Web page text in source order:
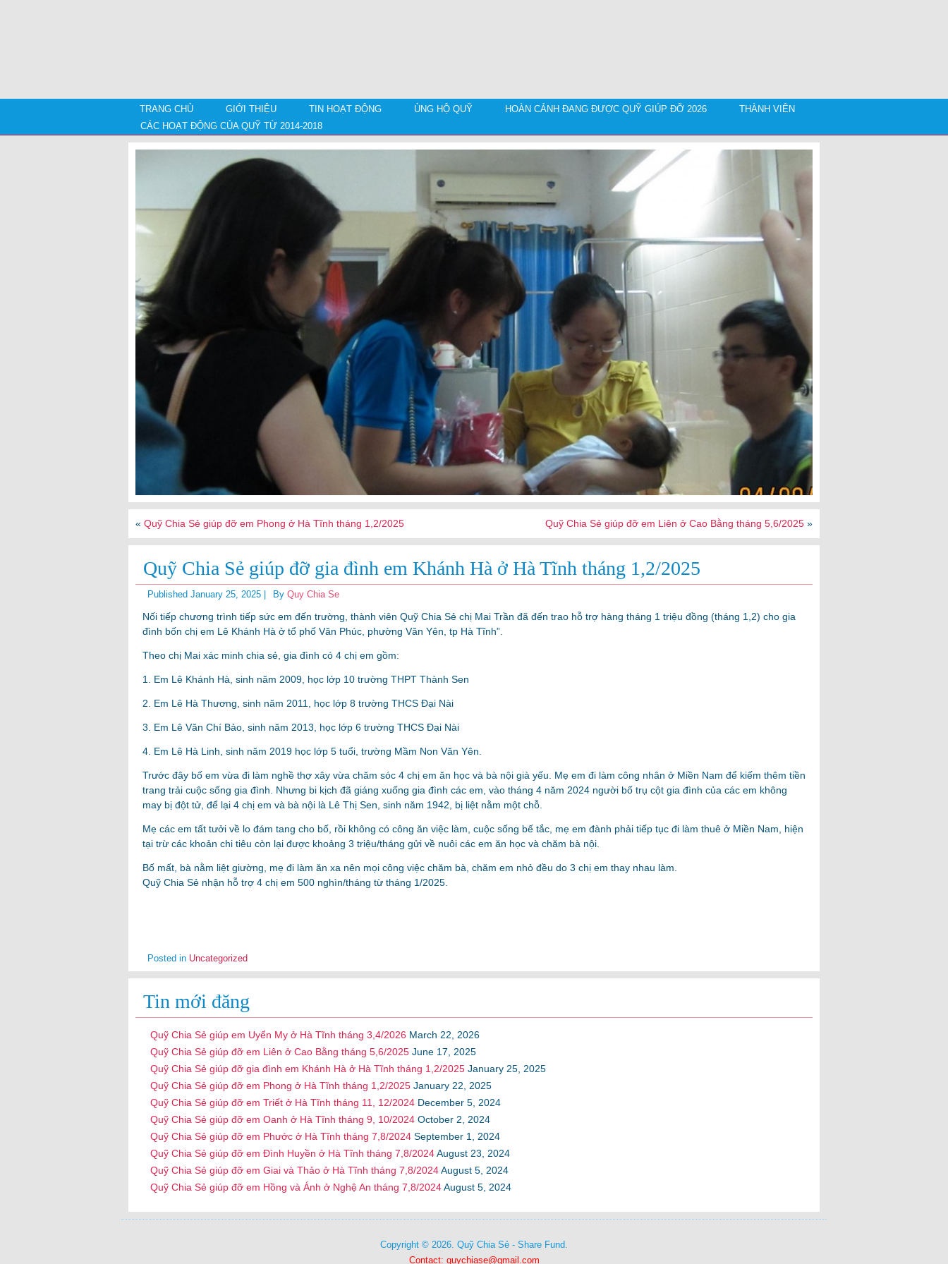
TRANG CHỦ GIỚI THIỆU TIN HOẠT ĐỘNG ỦNG HỘ QUỸ HOÀN CẢNH ĐANG ĐƯỢC QUỸ GIÚP ĐỠ 2026
THÀNH VIÊN
CÁC HOẠT ĐỘNG CỦA QUỸ TỪ 2014-2018
« Quỹ Chia Sẻ giúp đỡ em Phong ở Hà Tĩnh tháng 1,2/2025 Quỹ Chia Sẻ giúp đỡ em Liên ở Cao Bằng tháng 5,6/2025 »
Quỹ Chia Sẻ giúp đỡ gia đình em Khánh Hà ở Hà Tĩnh tháng 1,2/2025
Published January 25, 2025 By Quy Chia Se
Nối tiếp chương trình tiếp sức em đến trường, thành viên Quỹ Chia Sẻ chị Mai Trần đã đến trao hỗ trợ hàng tháng 1 triệu đồng (tháng 1,2) cho gia
đình bốn chị em Lê Khánh Hà ở tổ phố Văn Phúc, phường Văn Yên, tp Hà Tĩnh”.
Theo chị Mai xác minh chia sẻ, gia đình có 4 chị em gồm:
1. Em Lê Khánh Hà, sinh năm 2009, học lớp 10 trường THPT Thành Sen
2. Em Lê Hà Thương, sinh năm 2011, học lớp 8 trường THCS Đại Nài
3. Em Lê Văn Chí Bảo, sinh năm 2013, học lớp 6 trường THCS Đại Nài
4. Em Lê Hà Linh, sinh năm 2019 học lớp 5 tuổi, trường Mầm Non Văn Yên.
Trước đây bố em vừa đi làm nghề thợ xây vừa chăm sóc 4 chị em ăn học và bà nội già yếu. Mẹ em đi làm công nhân ở Miền Nam để kiếm thêm tiền
trang trải cuộc sống gia đình. Nhưng bi kịch đã giáng xuống gia đình các em, vào tháng 4 năm 2024 người bố trụ cột gia đình của các em không
may bị đột tử, để lại 4 chị em và bà nội là Lê Thị Sen, sinh năm 1942, bị liệt nằm một chỗ.
Mẹ các em tất tưởi về lo đám tang cho bố, rồi không có công ăn việc làm, cuộc sống bế tắc, mẹ em đành phải tiếp tục đi làm thuê ở Miền Nam, hiện
tại trừ các khoản chi tiêu còn lại được khoảng 3 triệu/tháng gửi về nuôi các em ăn học và chăm bà nội.
Bố mất, bà nằm liệt giường, mẹ đi làm ăn xa nên mọi công việc chăm bà, chăm em nhỏ đều do 3 chị em thay nhau làm.
Quỹ Chia Sẻ nhận hỗ trợ 4 chị em 500 nghìn/tháng từ tháng 1/2025.
Posted in Uncategorized
Tin mới đăng
Quỹ Chia Sẻ giúp em Uyển My ở Hà Tĩnh tháng 3,4/2026 March 22, 2026
Quỹ Chia Sẻ giúp đỡ em Liên ở Cao Bằng tháng 5,6/2025 June 17, 2025
Quỹ Chia Sẻ giúp đỡ gia đình em Khánh Hà ở Hà Tĩnh tháng 1,2/2025 January 25, 2025
Quỹ Chia Sẻ giúp đỡ em Phong ở Hà Tĩnh tháng 1,2/2025 January 22, 2025
Quỹ Chia Sẻ giúp đỡ em Triết ở Hà Tĩnh tháng 11, 12/2024 December 5, 2024
Quỹ Chia Sẻ giúp đỡ em Oanh ở Hà Tĩnh tháng 9, 10/2024 October 2, 2024
Quỹ Chia Sẻ giúp đỡ em Phước ở Hà Tĩnh tháng 7,8/2024 September 1, 2024
Quỹ Chia Sẻ giúp đỡ em Đình Huyền ở Hà Tĩnh tháng 7,8/2024August 23, 2024
Quỹ Chia Sẻ giúp đỡ em Giai và Thảo ở Hà Tĩnh tháng 7,8/2024August 5, 2024
Quỹ Chia Sẻ giúp đỡ em Hồng và Ánh ở Nghệ An tháng 7,8/2024August 5, 2024
Copyright © 2026. Quỹ Chia Sẻ - Share Fund.
Contact: quychiase@gmail.com